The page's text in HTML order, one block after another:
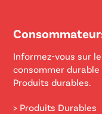
Informez-vous sur
consommer
Produits durables.
> Produits Durables